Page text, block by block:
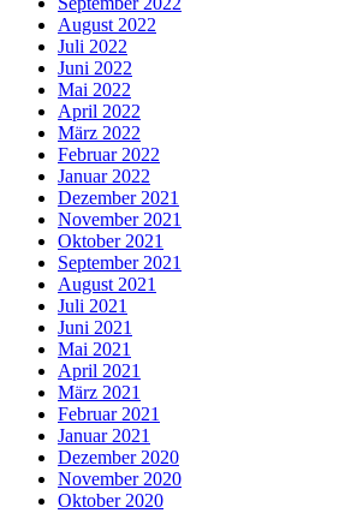
August 2022
Juli 2022
Juni 2022
Mai 2022
April 2022
März 2022
Februar 2022
Januar 2022
Dezember 2021
November 2021
Oktober 2021
September 2021
August 2021
Juli 2021
Juni 2021
Mai 2021
April 2021
März 2021
Februar 2021
Januar 2021
Dezember 2020
November 2020
Oktober 2020